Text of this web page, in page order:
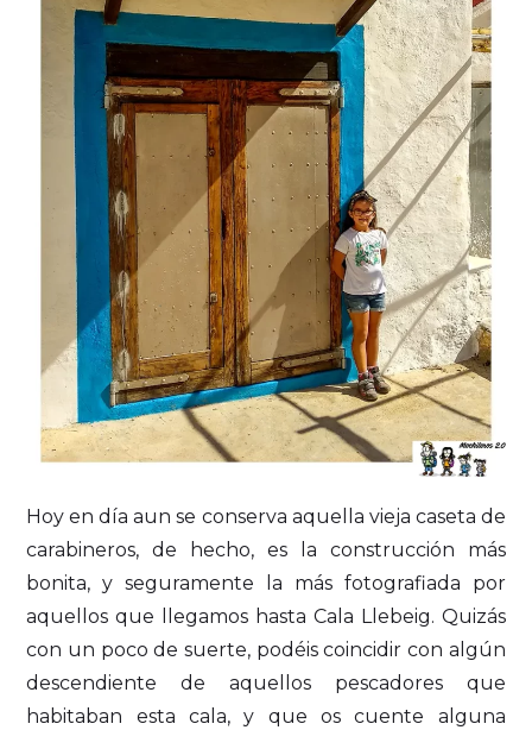
Hoy en día aun se conserva aquella vieja caseta de
carabineros, de hecho, es la construcción más
bonita, y seguramente la más fotografiada por
aquellos que llegamos hasta Cala Llebeig. Quizás
con un poco de suerte, podéis coincidir con algún
descendiente de aquellos pescadores que
habitaban esta cala, y que os cuente alguna